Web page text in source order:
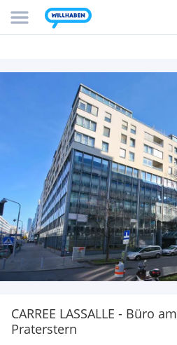
CARREE LASSALLE - Büro am
Praterstern